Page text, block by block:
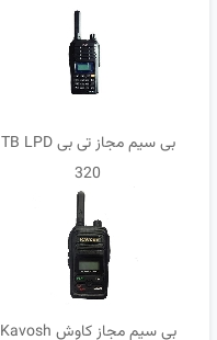
رنگ قرمز
بی سیم مجاز تی بی TB LPD
320
بی سیم مجاز کاوش Kavosh